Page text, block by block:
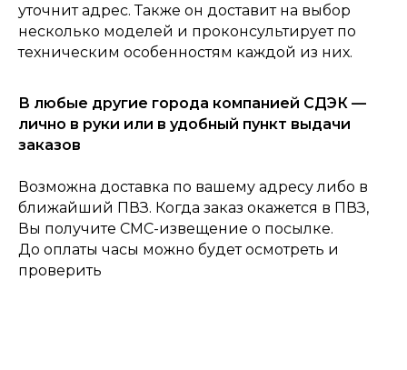
уточнит адрес. Также он доставит на выбор
несколько моделей и проконсультирует по
техническим особенностям каждой из них.
В любые другие города компанией СДЭК —
лично в руки или в удобный пункт выдачи
заказов
Возможна доставка по вашему адресу либо в
ближайший ПВЗ. Когда заказ окажется в ПВЗ,
Вы получите СМС-извещение о посылке.
До оплаты часы можно будет осмотреть и
проверить